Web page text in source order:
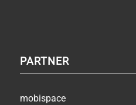
PARTNER
mobispace